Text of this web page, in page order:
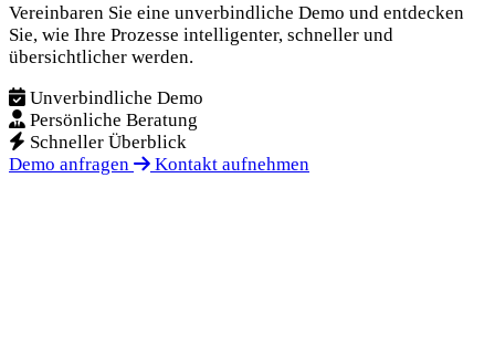
Vereinbaren Sie eine unverbindliche Demo und entdecken
Sie, wie Ihre Prozesse intelligenter, schneller und
übersichtlicher werden.
Unverbindliche Demo
Persönliche Beratung
Schneller Überblick
Demo anfragen
Kontakt aufnehmen